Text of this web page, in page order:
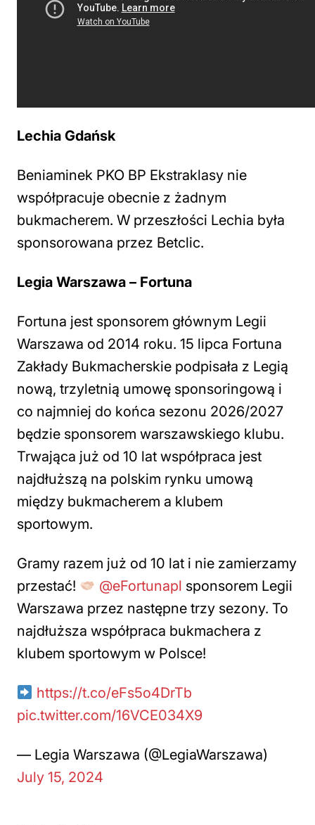
Lechia Gdańsk
Beniaminek PKO BP Ekstraklasy nie
współpracuje obecnie z żadnym
bukmacherem. W przeszłości Lechia była
sponsorowana przez Betclic.
Legia Warszawa – Fortuna
Fortuna jest sponsorem głównym Legii
Warszawa od 2014 roku. 15 lipca Fortuna
Zakłady Bukmacherskie podpisała z Legią
nową, trzyletnią umowę sponsoringową i
co najmniej do końca sezonu 2026/2027
będzie sponsorem warszawskiego klubu.
Trwająca już od 10 lat współpraca jest
najdłuższą na polskim rynku umową
między bukmacherem a klubem
sportowym.
Gramy razem już od 10 lat i nie zamierzamy
przestać!
@eFortunapl sponsorem Legii
Warszawa przez następne trzy sezony. To
najdłuższa współpraca bukmachera z
klubem sportowym w Polsce!
https://t.co/eFs5o4DrTb
pic.twitter.com/16VCE034X9
— Legia Warszawa (@LegiaWarszawa)
July 15, 2024